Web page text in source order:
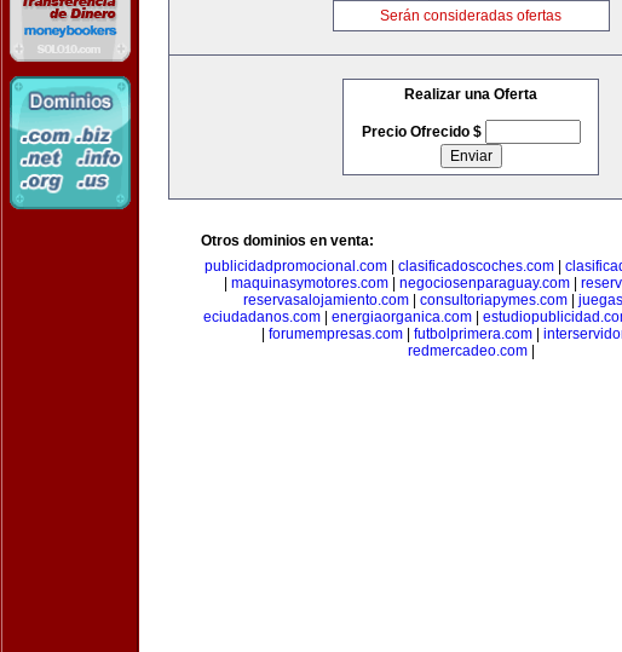
Serán consideradas ofertas
Realizar una Oferta
Precio Ofrecido $
Otros dominios en venta:
publicidadpromocional.com| clasificadoscoches.com|
maquinasymotores.com| negociosenparaguay.com|
reservasalojamiento.com
consultoriapymes.com
eciudadanos.com| energiaorganica.com|
forumempresas.com futbolprimera.com
redmercadeo.com|